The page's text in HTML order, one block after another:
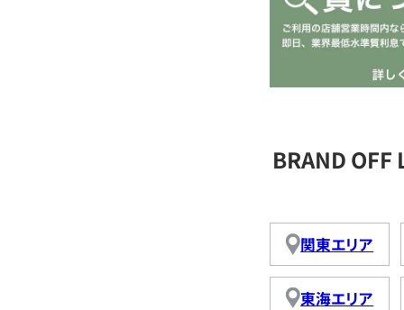
BRAND
関東エリア
東海エリア